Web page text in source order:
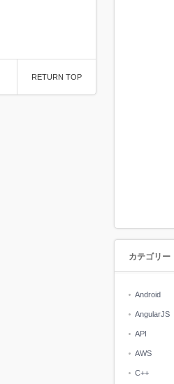
RETURN TOP
カテゴリー
Android
AngularJS
API
AWS
C++